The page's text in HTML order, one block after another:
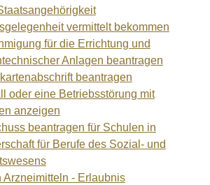
vermittelt bekommen
für die Errichtung und
Anlagen beantragen
beantragen
oder eine Betriebsstörung mit
anzeigen
beantragen für Schulen in
für Berufe des Sozial- und
Arzneimitteln - Erlaubnis